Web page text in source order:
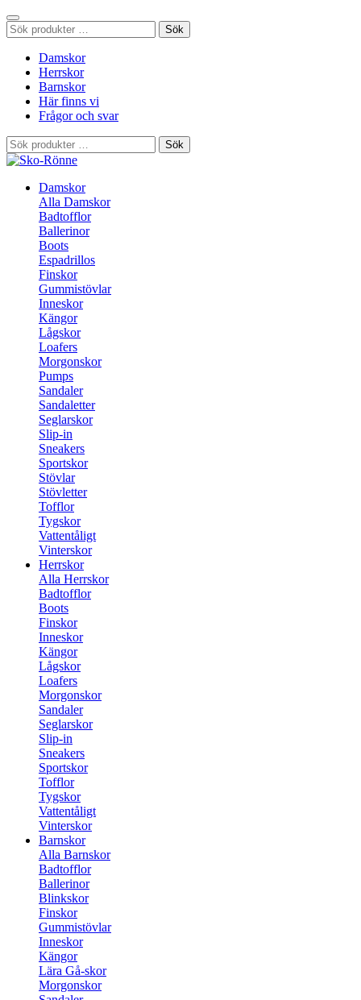
Sök
efter:
Sök
Damskor
Herrskor
Barnskor
Här finns vi
Frågor och svar
Sök
efter:
Sök
Damskor
Alla Damskor
Badtofflor
Ballerinor
Boots
Espadrillos
Finskor
Gummistövlar
Inneskor
Kängor
Lågskor
Loafers
Morgonskor
Pumps
Sandaler
Sandaletter
Seglarskor
Slip-in
Sneakers
Sportskor
Stövlar
Stövletter
Tofflor
Tygskor
Vattentåligt
Vinterskor
Herrskor
Alla Herrskor
Badtofflor
Boots
Finskor
Inneskor
Kängor
Lågskor
Loafers
Morgonskor
Sandaler
Seglarskor
Slip-in
Sneakers
Sportskor
Tofflor
Tygskor
Vattentåligt
Vinterskor
Barnskor
Alla Barnskor
Badtofflor
Ballerinor
Blinkskor
Finskor
Gummistövlar
Inneskor
Kängor
Lära Gå-skor
Morgonskor